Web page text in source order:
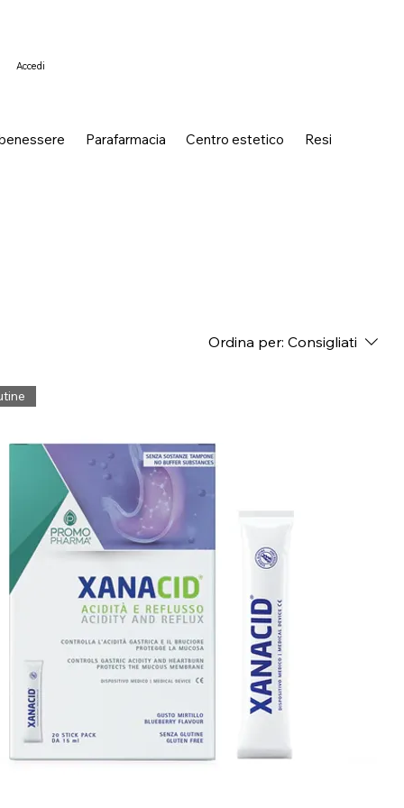
Parafarmacia Centro estetico Resi
Accedi
Ordina per: Consigliati